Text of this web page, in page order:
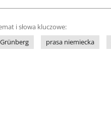
i słowa kluczowe:
Grünberg
prasa niemiecka